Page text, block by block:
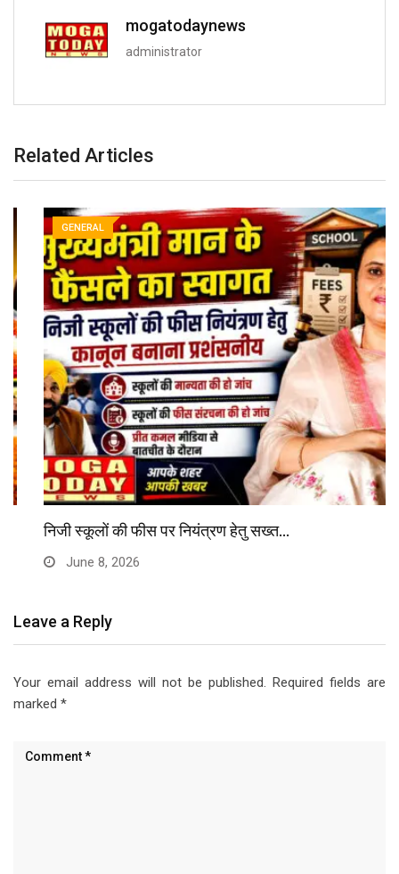
mogatodaynews
administrator
Related Articles
GENERAL
निजी स्कूलों की फीस पर नियंत्रण हेतु सख्त…
June 8, 2026
Leave a Reply
Your email address will not be published. Required fields are
marked *